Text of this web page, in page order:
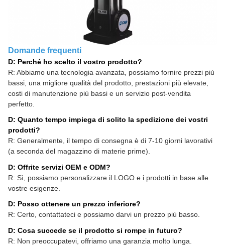
Domande frequenti
D: Perché ho scelto il vostro prodotto?
R: Abbiamo una tecnologia avanzata, possiamo fornire prezzi più
bassi, una migliore qualità del prodotto, prestazioni più elevate,
costi di manutenzione più bassi e un servizio post-vendita
perfetto.
D: Quanto tempo impiega di solito la spedizione dei vostri
prodotti?
R: Generalmente, il tempo di consegna è di 7-10 giorni lavorativi
(a seconda del magazzino di materie prime).
D: Offrite servizi OEM e ODM?
R: Sì, possiamo personalizzare il LOGO e i prodotti in base alle
vostre esigenze.
D: Posso ottenere un prezzo inferiore?
R: Certo, contattateci e possiamo darvi un prezzo più basso.
D: Cosa succede se il prodotto si rompe in futuro?
R: Non preoccupatevi, offriamo una garanzia molto lunga.